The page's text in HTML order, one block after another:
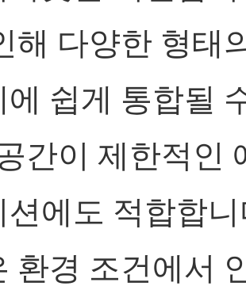
해 다양한 형태
에 쉽게 통합될
간이 제한적인
션에도 적합합
환경 조건에서